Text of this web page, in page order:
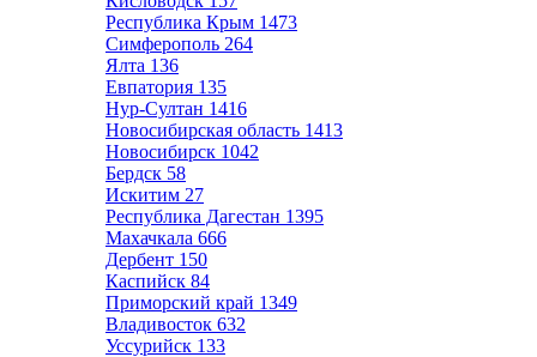
Республика Крым 1473
Симферополь 264
Ялта 136
Евпатория 135
Нур-Султан 1416
Новосибирская область 1413
Новосибирск 1042
Бердск 58
Искитим 27
Республика Дагестан 1395
Махачкала 666
Дербент 150
Каспийск 84
Приморский край 1349
Владивосток 632
Уссурийск 133